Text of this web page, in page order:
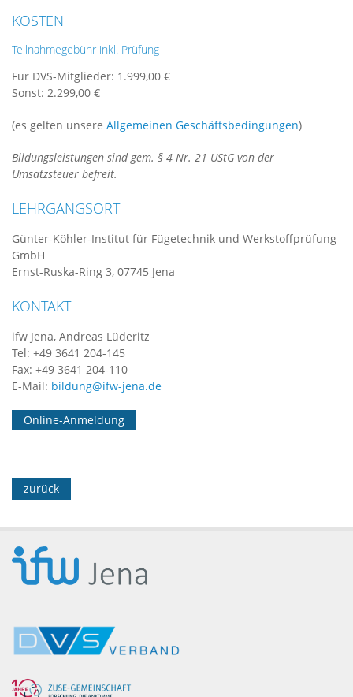
KOSTEN
Teilnahmegebühr inkl. Prüfung
Für DVS-Mitglieder: 1.999,00 €
Sonst: 2.299,00 €
(es gelten unsere Allgemeinen Geschäftsbedingungen)
Bildungsleistungen sind gem. § 4 Nr. 21 UStG von der
Umsatzsteuer befreit.
LEHRGANGSORT
Günter-Köhler-Institut für Fügetechnik und Werkstoffprüfung
GmbH
Ernst-Ruska-Ring 3, 07745 Jena
KONTAKT
ifw Jena, Andreas Lüderitz
Tel: +49 3641 204-145
Fax: +49 3641 204-110
E-Mail: bildung@ifw-jena.de
Online-Anmeldung
zurück